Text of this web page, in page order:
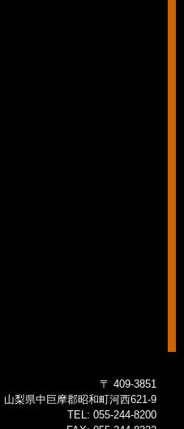
〒 409-3851
山梨県中巨摩郡昭和町河西621-9
TEL: 055-244-8200